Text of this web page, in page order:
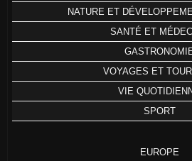
NATURE ET
SANTÉ ET
VOYAGES ET
VIE
SPORT
EUROPE